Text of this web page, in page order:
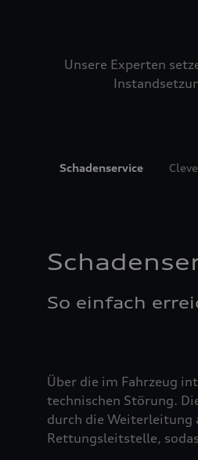
Unsere Experten
Schadenservice
So einfach
Über die im Fahrzeug
technischen Störung.
durch die Weiterleitung
Rettungsleitstelle,